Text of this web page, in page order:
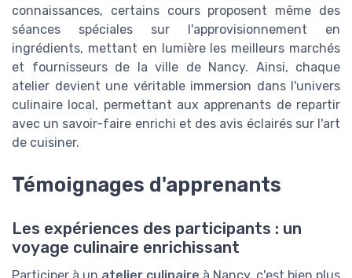
connaissances, certains cours proposent même des
séances spéciales sur l'approvisionnement en
ingrédients, mettant en lumière les meilleurs marchés
et fournisseurs de la ville de Nancy. Ainsi, chaque
atelier devient une véritable immersion dans l'univers
culinaire local, permettant aux apprenants de repartir
avec un savoir-faire enrichi et des avis éclairés sur l'art
de cuisiner.
Témoignages d'apprenants
Les expériences des participants : un
voyage culinaire enrichissant